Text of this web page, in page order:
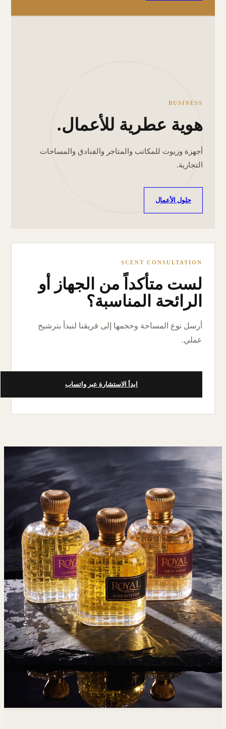
BUSINESS
هوية عطرية للأعمال.
أجهزة وزيوت للمكاتب والمتاجر والفنادق والمساحات
التجارية.
حلول الأعمال
SCENT CONSULTATION
لست متأكداً من الجهاز أو
الرائحة المناسبة؟
أرسل نوع المساحة وحجمها إلى فريقنا لنبدأ بترشيح
عملي.
ابدأ الاستشارة عبر واتساب